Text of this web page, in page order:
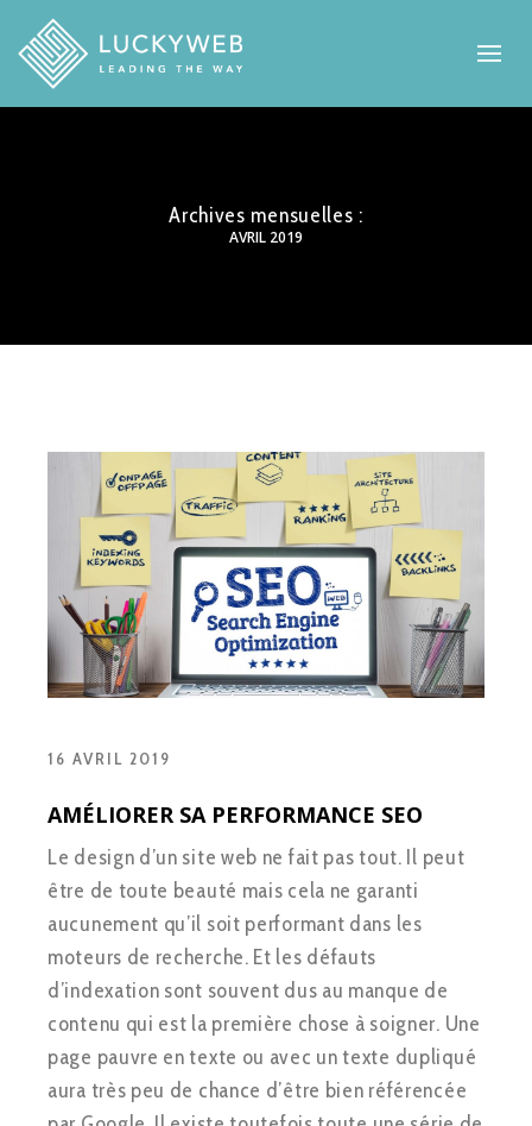
Archives mensuelles :
AVRIL 2019
16 AVRIL 2019
AMÉLIORER SA PERFORMANCE SEO
Le design d’un site web ne fait pas tout. Il peut
être de toute beauté mais cela ne garanti
aucunement qu’il soit performant dans les
moteurs de recherche. Et les défauts
d’indexation sont souvent dus au manque de
contenu qui est la première chose à soigner. Une
page pauvre en texte ou avec un texte dupliqué
aura très peu de chance d’être bien référencée